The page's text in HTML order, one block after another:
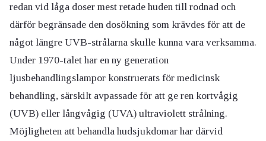
redan vid låga doser mest retade huden till rodnad och
därför begränsade den dosökning som krävdes för att de
något längre UVB-strålarna skulle kunna vara verksamma.
Under 1970-talet har en ny generation
ljusbehandlingslampor konstruerats för medicinsk
behandling, särskilt avpassade för att ge ren kortvågig
(UVB) eller långvågig (UVA) ultraviolett strålning.
Möjligheten att behandla hudsjukdomar har därvid